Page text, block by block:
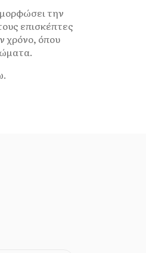
την
επισκέπτες
χρόνο, όπου